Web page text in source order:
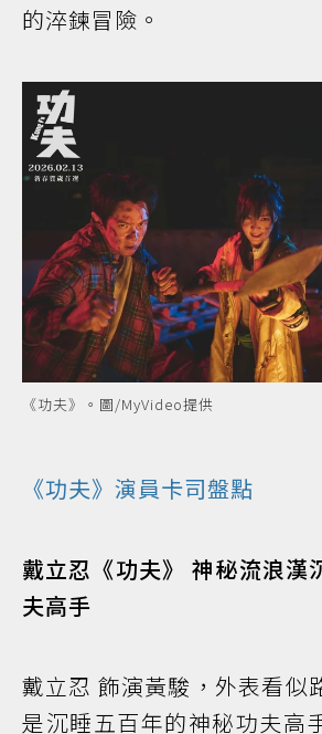
的淬鍊冒險。
《功夫》。圖/MyVideo提供
《功夫》演員卡司盤點
戴立忍《功夫》 神秘流浪漢
夫高手
戴立忍 飾演黃駿，外表看似
是沉睡五百年的神秘功夫高